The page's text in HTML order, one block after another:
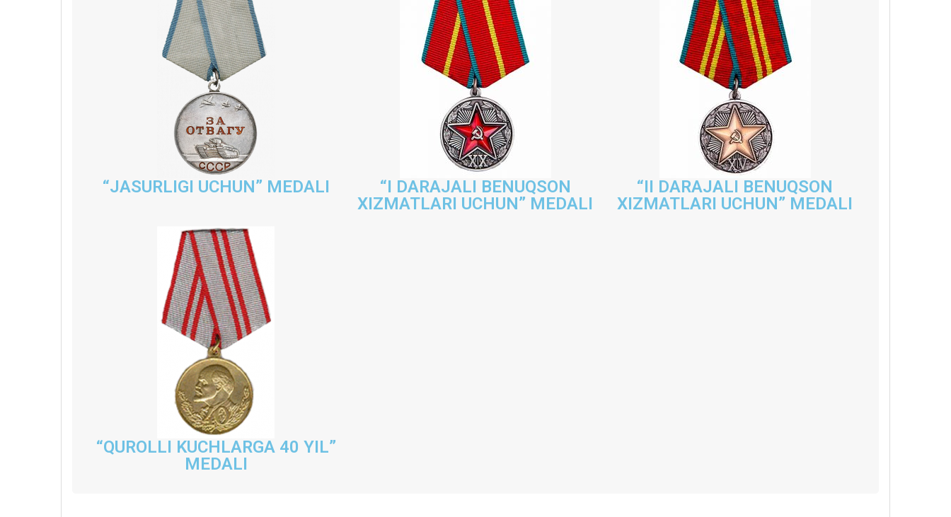
“JASURLIGI UCHUN” MEDALI
“I DARAJALI BENUQSON
XIZMATLARI UCHUN” MEDALI
“II DARAJALI BENUQSON
XIZMATLARI UCHUN” MEDALI
“QUROLLI KUCHLARGA 40 YIL”
MEDALI